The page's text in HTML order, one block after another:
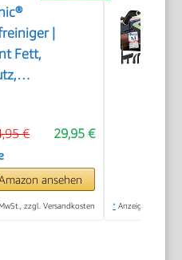
|
Fett,
| chemiefrei |
| 360°
|
mit 5 m
29,95 €
€
ansehen
zzgl. Versandkosten * Anzeige